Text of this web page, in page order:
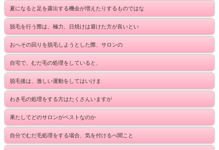
夏になると足を露出する機会が増えたりするものではな
脱毛を行う際は、極力、日焼けは避けた方が良いとい
おへその回りを脱毛しようとした際、サロンの
自宅で、むだ毛の処理をしていると、
脱毛後は、激しい運動をしてはいけま
わき毛の処理をする方はたくさんいますが
果たしてどのサロンがベストなのか
自分でむだ毛処理をする場合、気を付けるべ聞こと